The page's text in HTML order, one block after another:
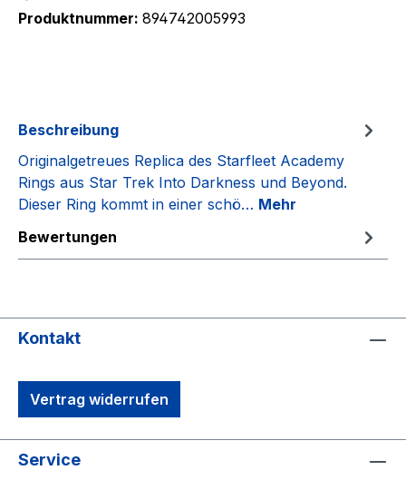
Produktnummer: 894742005993
Beschreibung
Originalgetreues Replica des Starfleet Academy
Rings aus Star Trek Into Darkness und Beyond.
Dieser Ring kommt in einer schö… Mehr
Bewertungen
Kontakt
Vertrag widerrufen
Service